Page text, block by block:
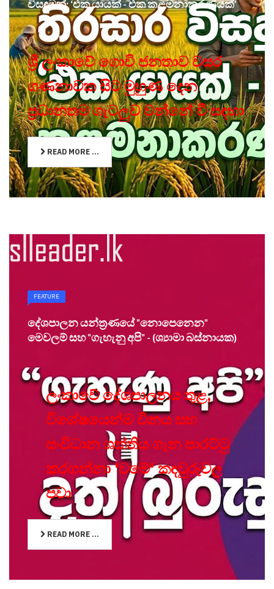
විසඳුමක්: ‘එක යායක් - එක කළමනාකරණයක්’
ශ්‍රී ලංකාවේ ගොවි ජනතාව වසර
ගණනාවක සිට මුහුණ දෙන
ප්‍රධානතම ගැටලුව වන්නේ වී සඳහා
READ MORE ...
FEATURE
දේශපාලන යන්ත්‍රණයේ "නොපෙනෙන"
මෙවලම් සහ "ගැහැනු අපි" - (ශ්‍යාමා බස්නායක)
ලංකාවේ දේශපාලනය තුළ,
විශේෂයෙන්ම විනය සහ
සංවිධාන ශක්තිය ගැන පාරට්ටු
කරගන්නා 'වමේ' කඳවුරුවල
පවා
READ MORE ...